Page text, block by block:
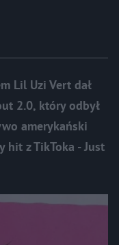
Lil Uzi Vert dał
2.0, który odbył
amerykański
hit z TikToka - Just